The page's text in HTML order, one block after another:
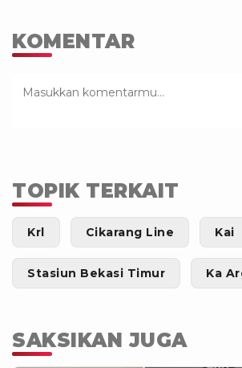
KOMENTAR
TOPIK TERKAIT
Krl Cikarang Line Kai
Stasiun Bekasi Timur Ka
SAKSIKAN JUGA